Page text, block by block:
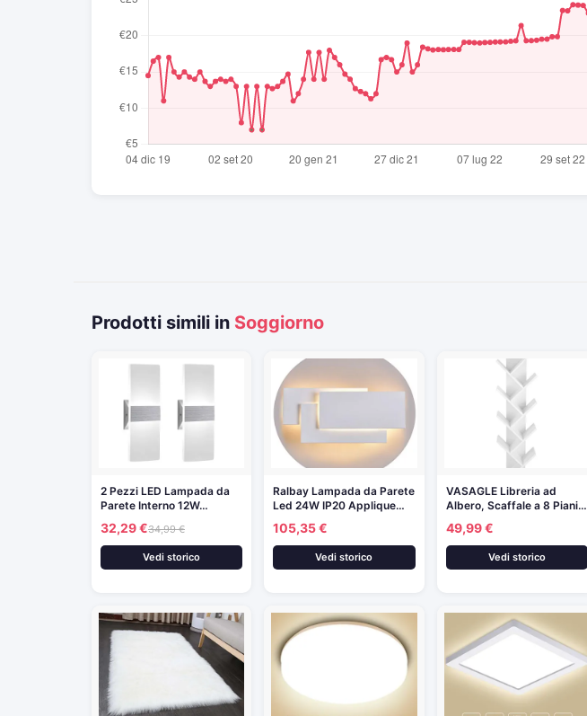
Prodotti simili in Soggiorno
2 Pezzi LED Lampada da
Parete Interno 12W…
32,29 €34,99 €
Vedi storico
Ralbay Lampada da Parete
Led 24W IP20 Applique…
105,35 €
Vedi storico
VASAGLE Libreria ad
Albero, Scaffale a 8 Piani…
49,99 €
Vedi storico